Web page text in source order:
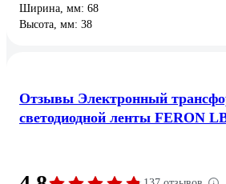
Ширина, мм: 68
Высота, мм: 38
Отзывы Электронный
светодиодной ленты FERON